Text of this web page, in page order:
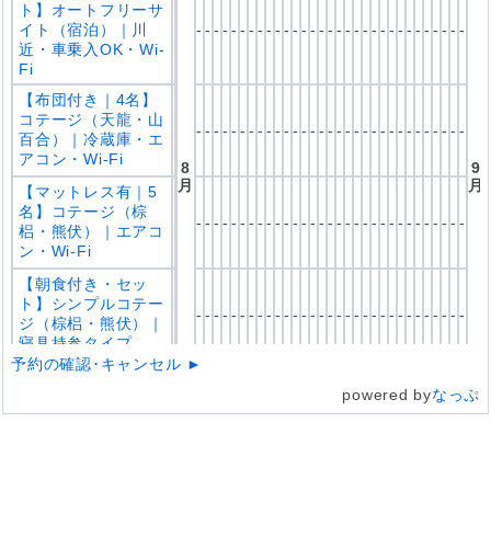
8
月
9
月
ト】オートフリーサ
イト（宿泊）｜川
近・車乗入OK・Wi-
Fi
- - - - - - - - - - - - - - - - - - - - - - - - - - - - - - -
【布団付き｜4名】
コテージ（天龍・山
百合）｜冷蔵庫・エ
アコン・Wi-Fi
- - - - - - - - - - - - - - - - - - - - - - - - - - - - - - -
【マットレス有｜5
名】コテージ（棕
梠・熊伏）｜エアコ
ン・Wi-Fi
- - - - - - - - - - - - - - - - - - - - - - - - - - - - - - -
【朝食付き・セッ
ト】シンプルコテー
ジ（棕梠・熊伏）｜
寝具持参タイプ
- - - - - - - - - - - - - - - - - - - - - - - - - - - - - - -
【デイキャンプ】川
｜車横付けOK｜お
-------------------------------
予約の確認･キャンセル ►
powered byなっぷ